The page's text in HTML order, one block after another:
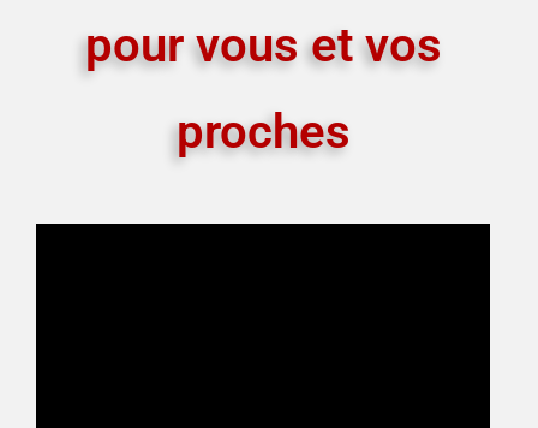
pour vous et vos
proches